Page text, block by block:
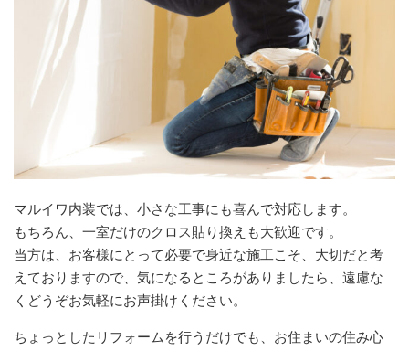
マルイワ内装では、小さな工事にも喜んで対応します。
もちろん、一室だけのクロス貼り換えも大歓迎です。
当方は、お客様にとって必要で身近な施工こそ、大切だと考
えておりますので、気になるところがありましたら、遠慮な
くどうぞお気軽にお声掛けください。
ちょっとしたリフォームを行うだけでも、お住まいの住み心